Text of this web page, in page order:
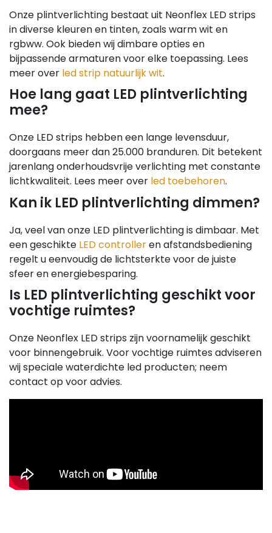
Onze plintverlichting bestaat uit Neonflex LED strips
in diverse kleuren en tinten, zoals warm wit en
rgbww. Ook bieden wij dimbare opties en
bijpassende armaturen voor elke toepassing. Lees
meer over led strip natuurlijk wit.
Hoe lang gaat LED plintverlichting
mee?
Onze LED strips hebben een lange levensduur,
doorgaans meer dan 25.000 branduren. Dit betekent
jarenlang onderhoudsvrije verlichting met constante
lichtkwaliteit. Lees meer over led toebehoren.
Kan ik LED plintverlichting dimmen?
Ja, veel van onze LED plintverlichting is dimbaar. Met
een geschikte LED controlleren afstandsbediening
regelt u eenvoudig de lichtsterkte voor de juiste
sfeer en energiebesparing.
Is LED plintverlichting geschikt voor
vochtige ruimtes?
Onze Neonflex LED strips zijn voornamelijk geschikt
voor binnengebruik. Voor vochtige ruimtes adviseren
wij speciale waterdichte led producten; neem
contact op voor advies.